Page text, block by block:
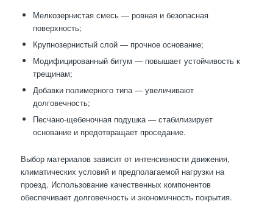
Мелкозернистая смесь — ровная и безопасная
поверхность;
Крупнозернистый слой — прочное основание;
Модифицированный битум — повышает устойчивость к
трещинам;
Добавки полимерного типа — увеличивают
долговечность;
Песчано-щебеночная подушка — стабилизирует
основание и предотвращает проседание.
Выбор материалов зависит от интенсивности движения,
климатических условий и предполагаемой нагрузки на
проезд. Использование качественных компонентов
обеспечивает долговечность и экономичность покрытия.